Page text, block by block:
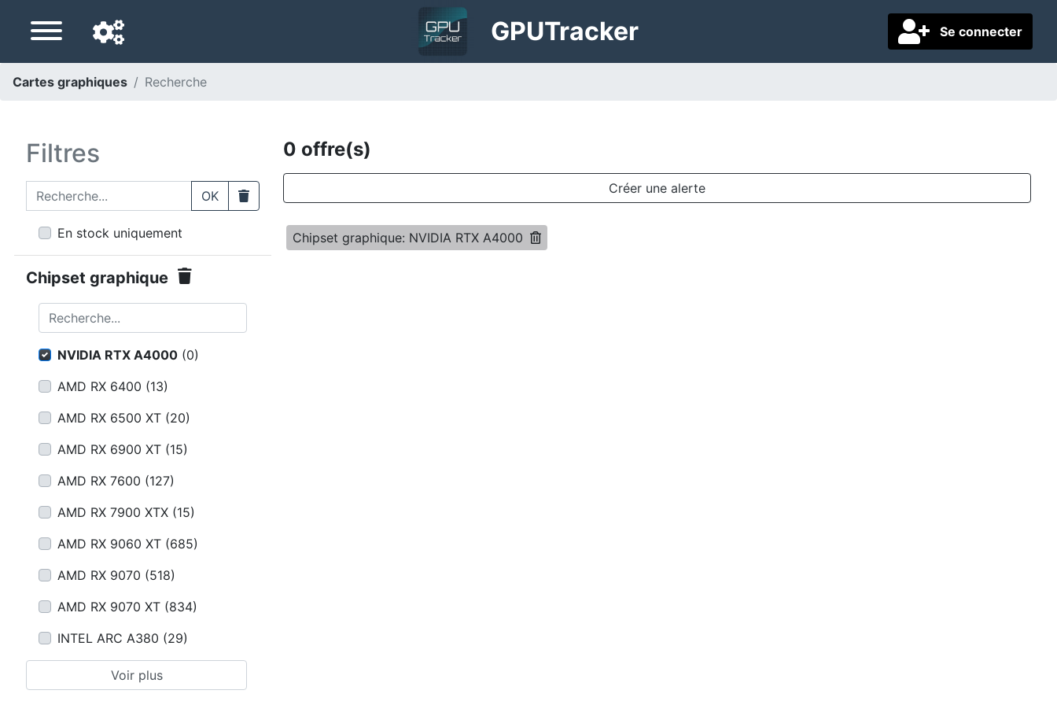
Se connecter
GPUTracker
Pays de livraison
Accueil
Baisses de prix
Paramètres
Soutenez-nous
Contactez-nous
Conditions
Catégories
Cartes graphiques Recherche
Filtres
Recherche... OK Clear
En stock uniquement
Chipset graphique
Recherche...
NVIDIA RTX A4000 (0)
AMD RX 6400 (13)
AMD RX 6500 XT (20)
AMD RX 6900 XT (15)
AMD RX 7600 (127)
AMD RX 7900 XTX (15)
AMD RX 9060 XT (685)
AMD RX 9070 (518)
AMD RX 9070 XT (834)
INTEL ARC A380 (29)
Voir plus
0 offre(s)
Créer une alerte
Chipset graphique: NVIDIA RTX A4000